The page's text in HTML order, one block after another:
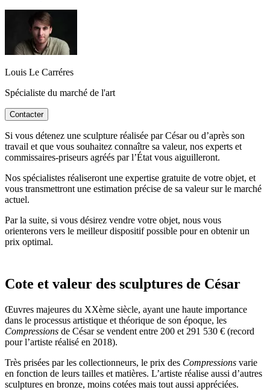
Louis Le Carréres
Spécialiste du marché de l'art
Contacter
Si vous détenez une sculpture réalisée par César ou d’après son
travail et que vous souhaitez connaître sa valeur, nos experts et
commissaires-priseurs agréés par l’État vous aiguilleront.
Nos spécialistes réaliseront une expertise gratuite de votre objet, et
vous transmettront une estimation précise de sa valeur sur le marché
actuel.
Par la suite, si vous désirez vendre votre objet, nous vous
orienterons vers le meilleur dispositif possible pour en obtenir un
prix optimal.
Cote et valeur des sculptures de César
Œuvres majeures du XXème siècle, ayant une haute importance
dans le processus artistique et théorique de son époque, les
Compressions de César se vendent entre 200 et 291 530 € (record
pour l’artiste réalisé en 2018).
Très prisées par les collectionneurs, le prix des Compressions varie
en fonction de leurs tailles et matières. L’artiste réalise aussi d’autres
sculptures en bronze, moins cotées mais tout aussi appréciées.